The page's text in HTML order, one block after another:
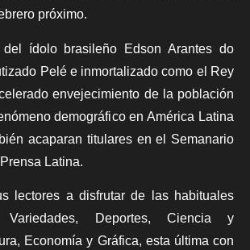
próximo.
del ídolo brasileño Edson Arantes do
Pelé e inmortalizado como el Rey
envejecimiento de la población
demográfico en América Latina
acaparan titulares en el Semanario
Latina.
lectores a disfrutar de las habituales
Deportes, Ciencia y
Economía y Gráfica, esta última con